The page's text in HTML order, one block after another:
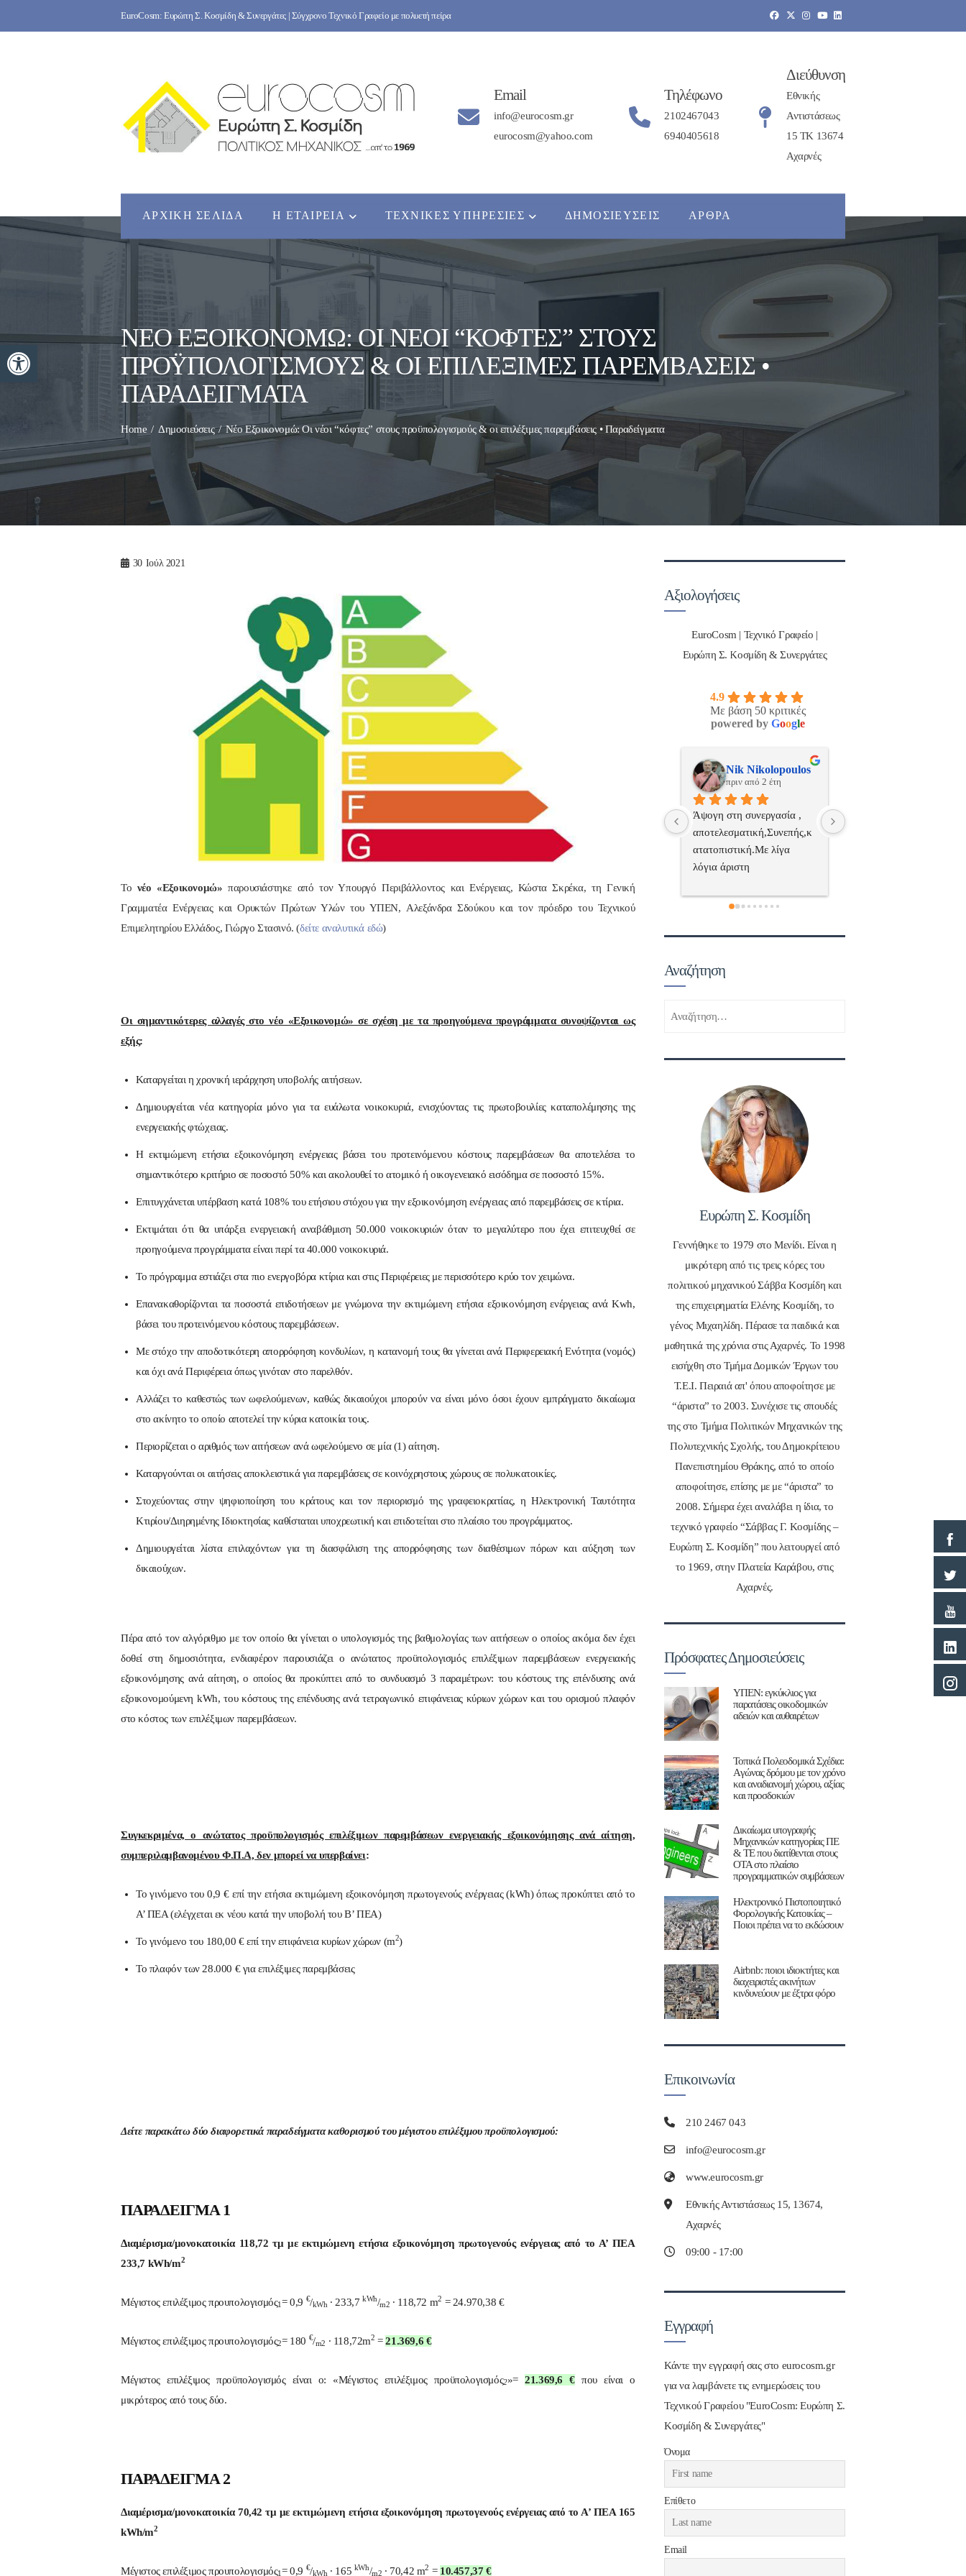
Ανοίξτε τη γραμμή εργαλείων
to
EuroCosm: Ευρώπη Σ. Κοσμίδη & Συνεργάτες | Σύγχρονο Τεχνικό Γραφείο με πολυετή πείρα
Email
info@eurocosm.gr
eurocosm@yahoo.com
Τηλέφωνο
2102467043
6940405618
Διεύθυνση
Εθνικής
Αντιστάσεως
15 ΤΚ 13674
Αχαρνές
ΑΡΧΙΚΉ ΣΕΛΊΔΑ Η ΕΤΑΙΡΕΊΑ ΤΕΧΝΙΚΈΣ ΥΠΗΡΕΣΊΕΣ ΔΗΜΟΣΙΕΎΣΕΙΣ ΆΡΘΡΑ
ΝΈΟ ΕΞΟΙΚΟΝΟΜΏ: ΟΙ ΝΈΟΙ “ΚΌΦΤΕΣ” ΣΤΟΥΣ
ΠΡΟΫΠΟΛΟΓΙΣΜΟΎΣ & ΟΙ ΕΠΙΛΈΞΙΜΕΣ ΠΑΡΕΜΒΆΣΕΙΣ •
ΠΑΡΑΔΕΊΓΜΑΤΑ
Home Δημοσιεύσεις Νέο Εξοικονομώ: Οι νέοι “κόφτες” στους προϋπολογισμούς & οι επιλέξιμες παρεμβάσεις • Παραδείγματα
30 Ιούλ 2021
Το νέο «Εξοικονομώ» παρουσιάστηκε από τον Υπουργό Περιβάλλοντος και Ενέργειας, Κώστα Σκρέκα, τη Γενική
Γραμματέα Ενέργειας και Ορυκτών Πρώτων Υλών του ΥΠΕΝ, Αλεξάνδρα Σδούκου και τον πρόεδρο του Τεχνικού
Επιμελητηρίου Ελλάδος, Γιώργο Στασινό. (δείτε αναλυτικά εδώ)
Οι σημαντικότερες αλλαγές στο νέο «Εξοικονομώ» σε σχέση με τα προηγούμενα προγράμματα συνοψίζονται ως
εξής:
Καταργείται η χρονική ιεράρχηση υποβολής αιτήσεων.
Δημιουργείται νέα κατηγορία μόνο για τα ευάλωτα νοικοκυριά, ενισχύοντας τις πρωτοβουλίες καταπολέμησης της
ενεργειακής φτώχειας.
Η εκτιμώμενη ετήσια εξοικονόμηση ενέργειας βάσει του προτεινόμενου κόστους παρεμβάσεων θα αποτελέσει το
σημαντικότερο κριτήριο σε ποσοστό 50% και ακολουθεί το ατομικό ή οικογενειακό εισόδημα σε ποσοστό 15%.
Επιτυγχάνεται υπέρβαση κατά 108% του ετήσιου στόχου για την εξοικονόμηση ενέργειας από παρεμβάσεις σε κτίρια.
Εκτιμάται ότι θα υπάρξει ενεργειακή αναβάθμιση 50.000 νοικοκυριών όταν το μεγαλύτερο που έχει επιτευχθεί σε
προηγούμενα προγράμματα είναι περί τα 40.000 νοικοκυριά.
Το πρόγραμμα εστιάζει στα πιο ενεργοβόρα κτίρια και στις Περιφέρειες με περισσότερο κρύο τον χειμώνα.
Επανακαθορίζονται τα ποσοστά επιδοτήσεων με γνώμονα την εκτιμώμενη ετήσια εξοικονόμηση ενέργειας ανά Kwh,
βάσει του προτεινόμενου κόστους παρεμβάσεων.
Με στόχο την αποδοτικότερη απορρόφηση κονδυλίων, η κατανομή τους θα γίνεται ανά Περιφερειακή Ενότητα (νομός)
και όχι ανά Περιφέρεια όπως γινόταν στο παρελθόν.
Αλλάζει το καθεστώς των ωφελούμενων, καθώς δικαιούχοι μπορούν να είναι μόνο όσοι έχουν εμπράγματο δικαίωμα
στο ακίνητο το οποίο αποτελεί την κύρια κατοικία τους.
Περιορίζεται ο αριθμός των αιτήσεων ανά ωφελούμενο σε μία (1) αίτηση.
Καταργούνται οι αιτήσεις αποκλειστικά για παρεμβάσεις σε κοινόχρηστους χώρους σε πολυκατοικίες.
Στοχεύοντας στην ψηφιοποίηση του κράτους και τον περιορισμό της γραφειοκρατίας, η Ηλεκτρονική Ταυτότητα
Κτιρίου/Διηρημένης Ιδιοκτησίας καθίσταται υποχρεωτική και επιδοτείται στο πλαίσιο του προγράμματος.
Δημιουργείται λίστα επιλαχόντων για τη διασφάλιση της απορρόφησης των διαθέσιμων πόρων και αύξηση των
δικαιούχων.
Πέρα από τον αλγόριθμο με τον οποίο θα γίνεται ο υπολογισμός της βαθμολογίας των αιτήσεων ο οποίος ακόμα δεν έχει
δοθεί στη δημοσιότητα, ενδιαφέρον παρουσιάζει ο ανώτατος προϋπολογισμός επιλέξιμων παρεμβάσεων ενεργειακής
εξοικονόμησης ανά αίτηση, ο οποίος θα προκύπτει από το συνδυασμό 3 παραμέτρων: του κόστους της επένδυσης ανά
εξοικονομούμενη kWh, του κόστους της επένδυσης ανά τετραγωνικό επιφάνειας κύριων χώρων και του ορισμού πλαφόν
στο κόστος των επιλέξιμων παρεμβάσεων.
Συγκεκριμένα, ο ανώτατος προϋπολογισμός επιλέξιμων παρεμβάσεων ενεργειακής εξοικονόμησης ανά αίτηση,
συμπεριλαμβανομένου Φ.Π.Α, δεν μπορεί να υπερβαίνει:
Το γινόμενο του 0,9 € επί την ετήσια εκτιμώμενη εξοικονόμηση πρωτογενούς ενέργειας (kWh) όπως προκύπτει από το
Α’ ΠΕΑ (ελέγχεται εκ νέου κατά την υποβολή του Β’ ΠΕΑ)
Το γινόμενο του 180,00 € επί την επιφάνεια κυρίων χώρων (m2)
Το πλαφόν των 28.000 € για επιλέξιμες παρεμβάσεις
Δείτε παρακάτω δύο διαφορετικά παραδείγματα καθορισμού του μέγιστου επιλέξιμου προϋπολογισμού:
ΠΑΡΑΔΕΙΓΜΑ 1
Διαμέρισμα/μονοκατοικία 118,72 τμ με εκτιμώμενη ετήσια εξοικονόμηση πρωτογενούς ενέργειας από το Α’ ΠΕΑ
233,7 kWh/m2
Μέγιστος επιλέξιμος προυπολογισμός1= 0,9 €/kWh ∙ 233,7kWh/m2 ∙ 118,72 m2 = 24.970,38 €
Μέγιστος επιλέξιμος προυπολογισμός2= 180 €/m2 ∙ 118,72m2 =21.369,6 €
Μέγιστος επιλέξιμος προϋπολογισμός είναι ο: «Μέγιστος επιλέξιμος προϋπολογισμός2»=21.369,6 €που είναι o
μικρότερος από τους δύο.
ΠΑΡΑΔΕΙΓΜΑ 2
Διαμέρισμα/μονοκατοικία 70,42 τμ με εκτιμώμενη ετήσια εξοικονόμηση πρωτογενούς ενέργειας από το Α’ ΠΕΑ 165
kWh/m2
Μέγιστος επιλέξιμος προυπολογισμός1= 0,9 €/kWh ∙ 165 kWh/m2 ∙ 70,42 m2 = 10.457,37 €
Αξιολογήσεις
EuroCosm | Τεχνικό Γραφείο |
Ευρώπη Σ. Κοσμίδη & Συνεργάτες
4.9
Με βάση 50 κριτικές
powered by Google
Άψογη στη συνεργασία ,
αποτελεσματική,Συνεπής,κ
ατατοπιστική.Με λίγα
λόγια άριστη
Επαγγελματίας ,πάντα με
το χαμόγελο.Την
ManosBX
πριν από 2 έτη
Επαγγελματίας  Άψογη
συνεργασία
Αναζήτηση
Ευρώπη Σ. Κοσμίδη
Γεννήθηκε το 1979 στο Μενίδι. Είναι η
μικρότερη από τις τρεις κόρες του
πολιτικού μηχανικού Σάββα Κοσμίδη και
της επιχειρηματία Ελένης Κοσμίδη, το
γένος Μιχαηλίδη. Πέρασε τα παιδικά και
μαθητικά της χρόνια στις Αχαρνές. Το 1998
εισήχθη στο Τμήμα Δομικών Έργων του
Τ.Ε.Ι. Πειραιά απ' όπου αποφοίτησε με
“άριστα” το 2003. Συνέχισε τις σπουδές
της στο Τμήμα Πολιτικών Μηχανικών της
Πολυτεχνικής Σχολής, του Δημοκρίτειου
Πανεπιστημίου Θράκης, από το οποίο
αποφοίτησε, επίσης με με “άριστα” το
2008. Σήμερα έχει αναλάβει η ίδια, το
τεχνικό γραφείο “Σάββας Γ. Κοσμίδης –
Ευρώπη Σ. Κοσμίδη” που λειτουργεί από
το 1969, στην Πλατεία Καράβου, στις
Αχαρνές.
Πρόσφατες Δημοσιεύσεις
ΥΠΕΝ: εγκύκλιος για
παρατάσεις οικοδομικών
αδειών και αυθαιρέτων
Τοπικά Πολεοδομικά Σχέδια:
Aγώνας δρόμου με τον χρόνο
και αναδιανομή χώρου, αξίας
και προσδοκιών
Δικαίωμα υπογραφής
Μηχανικών κατηγορίας ΠΕ
& ΤΕ που διατίθενται στους
ΟΤΑ στο πλαίσιο
προγραμματικών συμβάσεων
Ηλεκτρονικό Πιστοποιητικό
Φορολογικής Κατοικίας –
Ποιοι πρέπει να το εκδώσουν
Airbnb: ποιοι ιδιοκτήτες και
διαχειριστές ακινήτων
κινδυνεύουν με έξτρα φόρο
Επικοινωνία
210 2467 043
info@eurocosm.gr
www.eurocosm.gr
Εθνικής Αντιστάσεως 15, 13674,
Αχαρνές
09:00 - 17:00
Εγγραφή
Κάντε την εγγραφή σας στο eurocosm.gr
για να λαμβάνετε τις ενημερώσεις του
Τεχνικού Γραφείου "EuroCosm: Ευρώπη Σ.
Κοσμίδη & Συνεργάτες"
Όνομα
Επίθετο
Email